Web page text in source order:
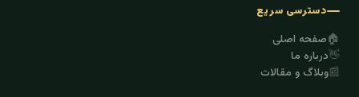
دسترسی سریع
🏠صفحه اصلی
👋درباره ما
📰وبلاگ و مقالات